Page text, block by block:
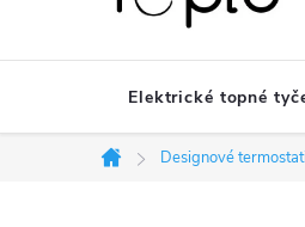
Elektrické topné
Domů
Designové